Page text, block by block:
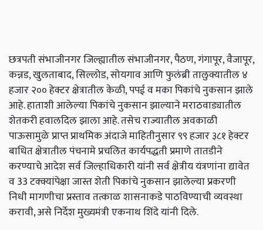
छत्रपती संभाजीनगर जिल्ह्यातील संभाजीनगर, पैठण, गंगापूर, वैजापूर,
कन्नड, खुलताबाद, सिल्लोड, सोयगाव आणि फुलंब्री तालुक्यातील ४
हजार २०० हेक्टर क्षेत्रातील केळी, पपई व मका पिकांचे नुकसान झाले
आहे. हाताशी आलेल्या पिकांचे नुकसान झाल्याने मराठवाड्यातील
शेतकरी हवालदिल झाला आहे. तसेच राज्यातील अवकाळी
पाऊसामुळे प्राप्त प्राथमिक अंदाजे माहितीनुसार ९९ हजार ३८१ हेक्टर
बाधित क्षेत्रातील पंचनामे प्रचलित कार्यपद्धती प्रमाणे तातडीने
करण्याचे आदेश सर्व जिल्हाधिकारी यांनी सर्व क्षेत्रीय यंत्रणांना द्यावेत
व 33 टक्क्यांपेक्षा जास्त शेती पिकांचे नुकसान झालेल्या प्रकरणी
निधी मागणीचा प्रस्ताव तत्काळ शासनाकडे पाठविण्याची व्यवस्था
करावी, असे निर्देश मुख्यमंत्री एकनाथ शिंदे यांनी दिले.